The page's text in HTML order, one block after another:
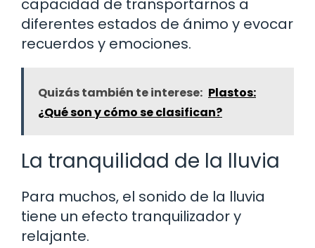
capacidad de transportarnos a
diferentes estados de ánimo y evocar
recuerdos y emociones.
Quizás también te interese: Plastos:
¿Qué son y cómo se clasifican?
La tranquilidad de la lluvia
Para muchos, el sonido de la lluvia
tiene un efecto tranquilizador y
relajante.